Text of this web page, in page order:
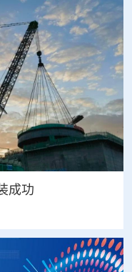
成功